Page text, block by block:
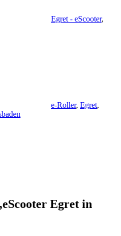
Egret - eScooter,
e-Roller, Egret,
eScooter Egret in